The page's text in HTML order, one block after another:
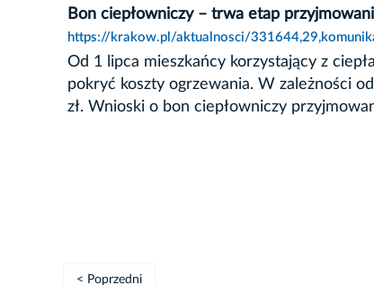
Bon ciepłowniczy – trwa etap
https://krakow.pl/aktualnosci/
Od 1 lipca mieszkańcy korzystający z
pokryć koszty ogrzewania. W zależności
zł. Wnioski o bon ciepłowniczy
< Poprzedni